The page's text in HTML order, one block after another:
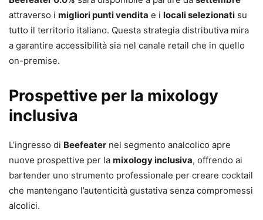
attraverso i migliori punti vendita e i locali selezionati su
tutto il territorio italiano. Questa strategia distributiva mira
a garantire accessibilità sia nel canale retail che in quello
on-premise.
Prospettive per la mixology
inclusiva
L’ingresso di Beefeater nel segmento analcolico apre
nuove prospettive per la mixology inclusiva, offrendo ai
bartender uno strumento professionale per creare cocktail
che mantengano l’autenticità gustativa senza compromessi
alcolici.